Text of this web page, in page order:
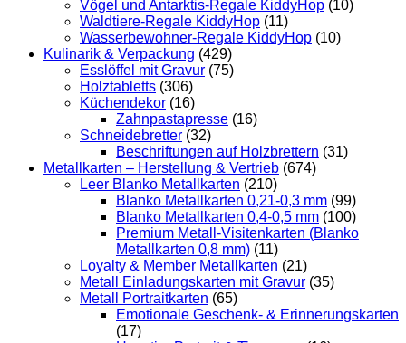
Vögel und Antarktis-Regale KiddyHop (10)
Waldtiere-Regale KiddyHop (11)
Wasserbewohner-Regale KiddyHop (10)
Kulinarik & Verpackung (429)
Esslöffel mit Gravur (75)
Holztabletts (306)
Küchendekor (16)
Zahnpastapresse (16)
Schneidebretter (32)
Beschriftungen auf Holzbrettern (31)
Metallkarten – Herstellung & Vertrieb (674)
Leer Blanko Metallkarten (210)
Blanko Metallkarten 0,21-0,3 mm (99)
Blanko Metallkarten 0,4-0,5 mm (100)
Premium Metall-Visitenkarten (Blanko
Metallkarten 0,8 mm) (11)
Loyalty & Member Metallkarten (21)
Metall Einladungskarten mit Gravur (35)
Metall Portraitkarten (65)
Emotionale Geschenk- & Erinnerungskarten
(17)